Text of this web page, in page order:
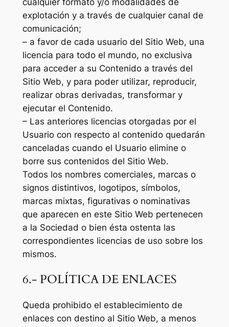
cualquier formato y/o modalidades de
explotación y a través de cualquier canal de
comunicación;
– a favor de cada usuario del Sitio Web, una
licencia para todo el mundo, no exclusiva
para acceder a su Contenido a través del
Sitio Web, y para poder utilizar, reproducir,
realizar obras derivadas, transformar y
ejecutar el Contenido.
– Las anteriores licencias otorgadas por el
Usuario con respecto al contenido quedarán
canceladas cuando el Usuario elimine o
borre sus contenidos del Sitio Web.
Todos los nombres comerciales, marcas o
signos distintivos, logotipos, símbolos,
marcas mixtas, figurativas o nominativas
que aparecen en este Sitio Web pertenecen
a la Sociedad o bien ésta ostenta las
correspondientes licencias de uso sobre los
mismos.
6.- POLÍTICA DE ENLACES
Queda prohibido el establecimiento de
enlaces con destino al Sitio Web, a menos